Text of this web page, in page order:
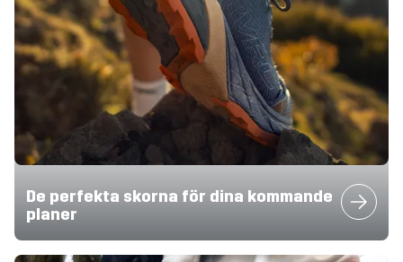
De perfekta skorna för dina kommande
planer